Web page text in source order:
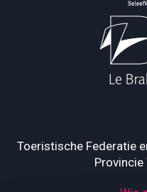
Toeristische Federatie
Provincie